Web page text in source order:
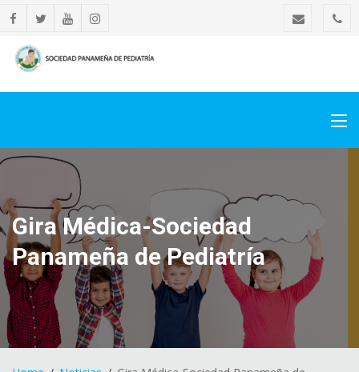
Gira Médica-Sociedad
Panameña de Pediatría